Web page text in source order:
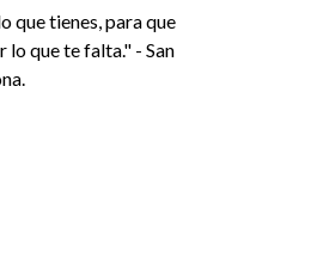
que tienes, para que
lo que te falta." - San